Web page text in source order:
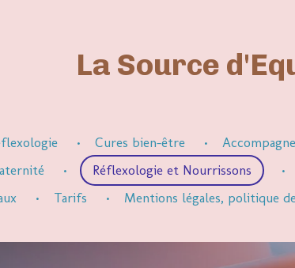
La Source
Cures bien-être
Réflexologie et Nourrissons
Tarifs Mentions légales, politique